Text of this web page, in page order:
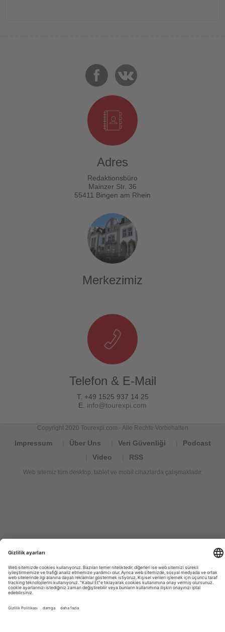
Adres
Redaktionsbüro
Mainzer Str. 36
55411 Bingen am Rhein
Merkezimiz
Telefon & E-Mail
T. +49 1525 937 14 25
E. info@tourexpi.com
Copyright 2020 Tourexpi.com - Alle Rechte Vorbehalten
Impressum Über Uns Veri Güvenliği
Podcast
Video
RSS
Web sitemiz tüm desktop, tablet ve mobil cihazlarda çalışmaktadır.
de
Tourismus
Nachrichten,
новости